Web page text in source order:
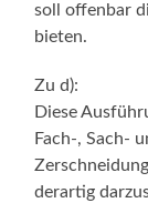
soll offenbar
bieten.
Zu d):
Diese
Fach-, Sach-
derartig